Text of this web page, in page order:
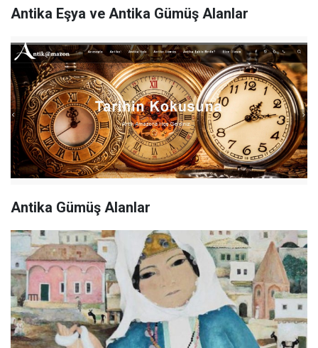
Antika Eşya ve Antika Gümüş Alanlar
Antika Gümüş Alanlar